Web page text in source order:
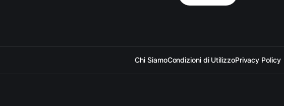
Chi SiamoCondizioni di UtilizzoPrivacy Policy